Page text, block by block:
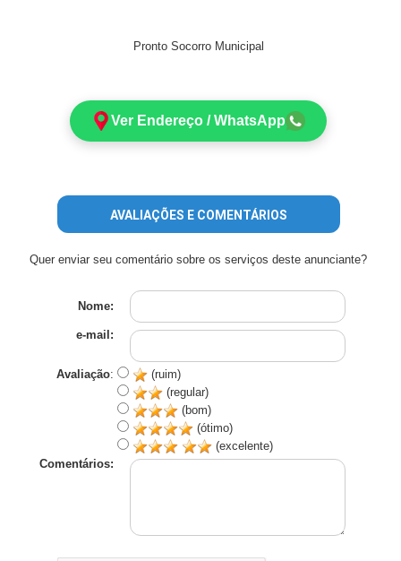
Pronto Socorro Municipal
Ver Endereço / WhatsApp
AVALIAÇÕES E COMENTÁRIOS
Quer enviar seu comentário sobre os serviços deste anunciante?
Nome:
e-mail:
Avaliação:
(ruim)
(regular)
(bom)
(ótimo)
(excelente)
Comentários: